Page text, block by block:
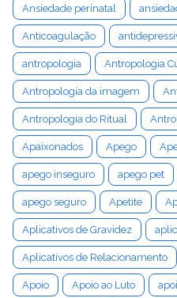
Ansiedade perinatal
Anticoagulação
antropologia Antropologia
Antropologia da imagem
Antropologia do Ritual
Apaixonados Apego
apego inseguro apego pet
apego seguro Apetite
Aplicativos de Gravidez
Aplicativos de Relacionamento
Apoio Apoio ao Luto